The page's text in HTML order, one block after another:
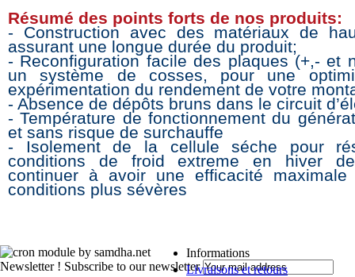
Résumé des points forts de nos produits:
- Construction avec des matériaux de
assurant une longue durée du produit;
- Reconfiguration facile des plaques (+,- et
un système de cosses, pour une
expérimentation du rendement de votre
- Absence de dépôts bruns dans le circuit
- Température de fonctionnement du
et sans risque de surchauffe
- Isolement de la cellule séche pour
conditions de froid extreme en hiver
continuer à avoir une efficacité
conditions plus sévères
Newsletter ! Subscribe to our newsletter
Informations
Livraisons et retours